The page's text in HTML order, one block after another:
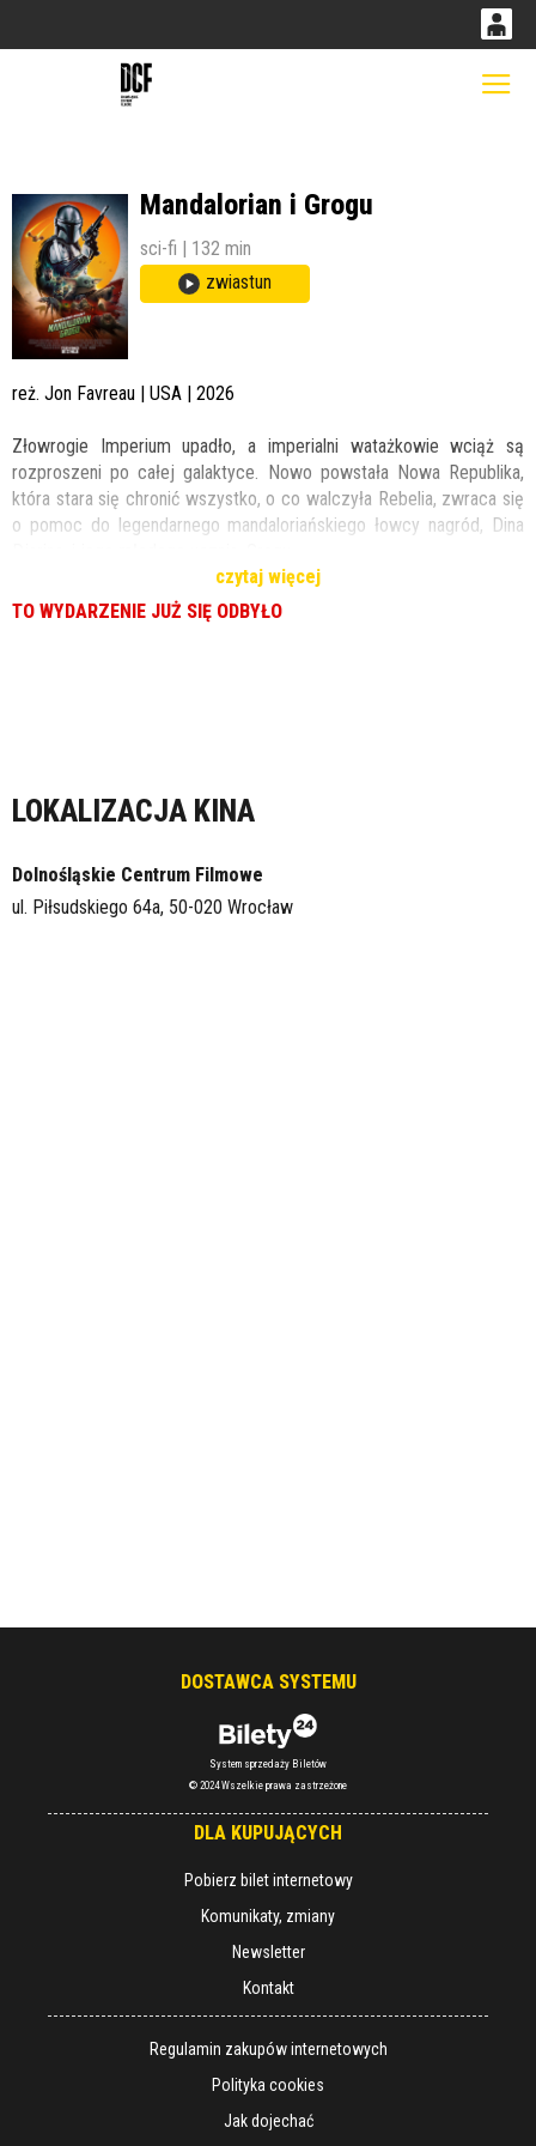
14 52 Mandalorian i Grogu
sci-fi | 132 min
zwiastun
reż. Jon Favreau | USA | 2026
Złowrogie Imperium upadło, a imperialni watażkowie wciąż są
rozproszeni po całej galaktyce. Nowo powstała Nowa Republika,
która stara się chronić wszystko, o co walczyła Rebelia, zwraca się
o pomoc do legendarnego mandaloriańskiego łowcy nagród, Dina
czytaj więcej
TO WYDARZENIE JUŻ SIĘ ODBYŁO
LOKALIZACJA KINA
Dolnośląskie Centrum Filmowe
ul. Piłsudskiego 64a, 50-020 Wrocław
DOSTAWCA SYSTEMU
System sprzedaży Biletów
© 2024 Wszelkie prawa zastrzeżone
DLA KUPUJĄCYCH
Pobierz bilet internetowy
Komunikaty, zmiany
Newsletter
Kontakt
Regulamin zakupów internetowych
Polityka cookies
Jak dojechać